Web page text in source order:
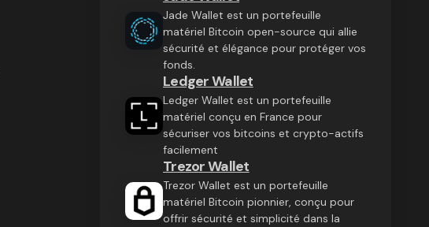
Jade Wallet est un portefeuille
matériel Bitcoin open-source qui allie
sécurité et élégance pour protéger vos
fonds.
Ledger Wallet
Ledger Wallet est un portefeuille
matériel conçu en France pour
sécuriser vos bitcoins et crypto-actifs
facilement
Trezor Wallet
Trezor Wallet est un portefeuille
matériel Bitcoin pionnier, conçu pour
offrir sécurité et simplicité dans la